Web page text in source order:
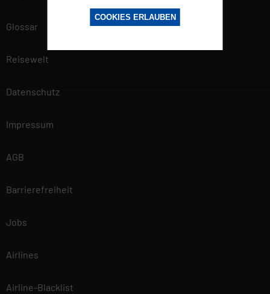
Datenschutzerklärung
Wir betrachten es als unsere
einen maximalen Schutz Ihrer
COOKIES ERLAUBEN
Glossar
Reisewelt
Datenschutz
Impressum
AGB
Barrierefreiheit
Jobs
Airlines
Airline-Blacklist